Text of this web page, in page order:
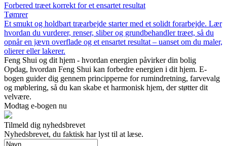
Forbered træet korrekt for et ensartet resultat
Tømrer
Et smukt og holdbart træarbejde starter med et solidt forarbejde. Lær
hvordan du vurderer, renser, sliber og grundbehandler træet, så du
opnår en jævn overflade og et ensartet resultat – uanset om du maler,
olierer eller lakerer.
Feng Shui og dit hjem - hvordan energien påvirker din bolig
Opdag, hvordan Feng Shui kan forbedre energien i dit hjem. E-
bogen guider dig gennem principperne for rumindretning, farvevalg
og møblering, så du kan skabe et harmonisk hjem, der støtter dit
velvære.
Modtag e-bogen nu
Tilmeld dig nyhedsbrevet
Nyhedsbrevet, du faktisk har lyst til at læse.